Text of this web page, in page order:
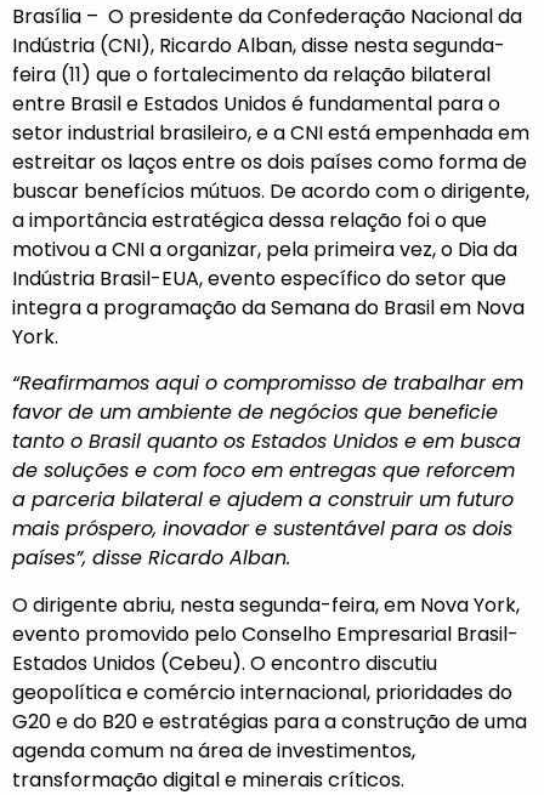
Brasília – O presidente daConfederação Nacional da
Indústria (CNI), Ricardo Alban, disse nesta segunda-
feira (11) que o fortalecimento da relação bilateral
entre Brasil e Estados Unidos é fundamental para o
setor industrial brasileiro, e a CNI está empenhada em
estreitar os laços entre os dois países como forma de
buscar benefícios mútuos. De acordo com o dirigente,
a importância estratégica dessa relação foi o que
motivou a CNI a organizar, pela primeira vez, o Dia da
Indústria Brasil-EUA, evento específico do setor que
integra a programação da Semana do Brasil em Nova
York.
“Reafirmamos aqui o compromisso de trabalhar em
favor de um ambiente de negócios que beneficie
tanto o Brasil quanto os Estados Unidos e em busca
de soluções e com foco em entregas que reforcem
a parceria bilateral e ajudem a construir um futuro
mais próspero, inovador e sustentável para os dois
países”, disse Ricardo Alban.
O dirigente abriu, nesta segunda-feira, em Nova York,
evento promovido pelo Conselho Empresarial Brasil-
Estados Unidos (Cebeu). O encontro discutiu
geopolítica e comércio internacional, prioridades do
G20 e do B20 e estratégias para a construção de uma
agenda comum na área de investimentos,
transformação digital e minerais críticos.